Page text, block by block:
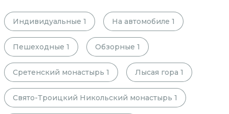
Индивидуальные 1 На автомобиле 1
Пешеходные 1 Обзорные 1
Сретенский монастырь 1 Лысая гора 1
Свято-Троицкий Никольский монастырь 1